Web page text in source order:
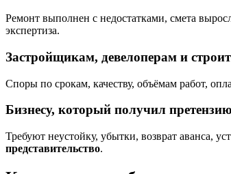
Ремонт выполнен с недостатками, смета
экспертиза.
Застройщикам, девелоперам и
Споры по срокам, качеству, объёмам работ,
Бизнесу, который получил
Требуют неустойку, убытки, возврат аванса,
представительство.